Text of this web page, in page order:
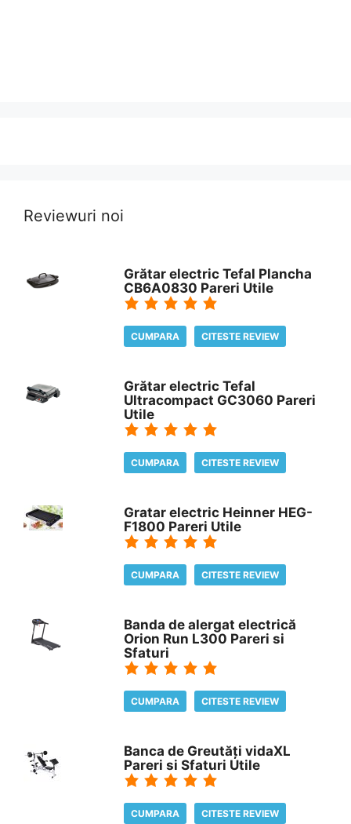
Reviewuri noi
Grătar electric Tefal Plancha
CB6A0830 Pareri Utile
CUMPARA CITESTE REVIEW
Grătar electric Tefal
Ultracompact GC3060 Pareri
Utile
CUMPARA CITESTE REVIEW
Gratar electric Heinner HEG-
F1800 Pareri Utile
CUMPARA CITESTE REVIEW
Banda de alergat electrică
Orion Run L300 Pareri si
Sfaturi
CUMPARA CITESTE REVIEW
Banca de Greutăți vidaXL
Pareri si Sfaturi Utile
CUMPARA CITESTE REVIEW